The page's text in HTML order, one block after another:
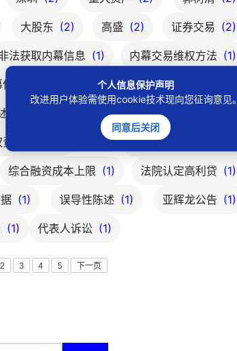
大股东 (2) 高盛 (2) 证券交易 (2)
法获取内幕信息 (1) 内幕交易维权方法 (1)
息追责 内幕交易如何认定
追责流程 中介过错怎么认定
任划分 先行赔付如何追偿
综合融资成本上限 (1) 法院认定高利贷 (1)
(1) 误导性陈述 (1) 亚辉龙公告 (1)
(1) 代表人诉讼 (1)
2 3 4 5 下一页
个人信息保护声明
改进用户体验需使用cookie技术现向您征询意见。
同意后关闭